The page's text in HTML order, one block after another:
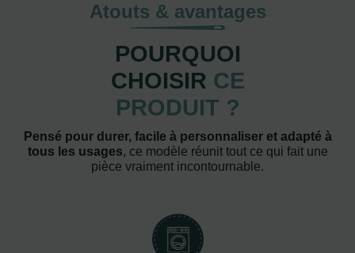
Atouts & avantages
POURQUOI
CHOISIR CE
PRODUIT ?
Pensé pour durer, facile à personnaliser et adapté à
tous les usages, ce modèle réunit tout ce qui fait une
pièce vraiment incontournable.